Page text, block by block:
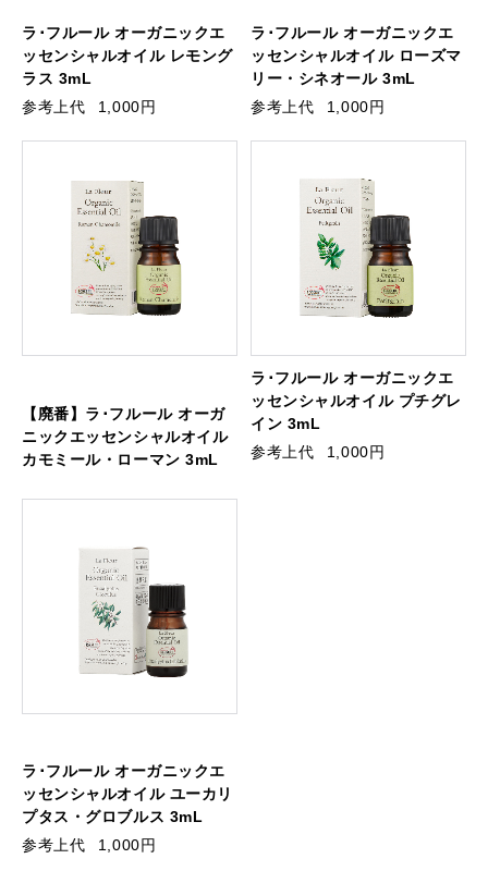
ラ･フルール オーガニックエ
ッセンシャルオイル レモング
ラス 3mL
参考上代
1,000円
ラ･フルール オーガニックエ
ッセンシャルオイル ローズマ
リー・シネオール 3mL
参考上代
1,000円
【廃番】ラ･フルール オーガ
ニックエッセンシャルオイル
カモミール・ローマン 3mL
ラ･フルール オーガニックエ
ッセンシャルオイル プチグレ
イン 3mL
参考上代
1,000円
ラ･フルール オーガニックエ
ッセンシャルオイル ユーカリ
プタス・グロブルス 3mL
参考上代
1,000円